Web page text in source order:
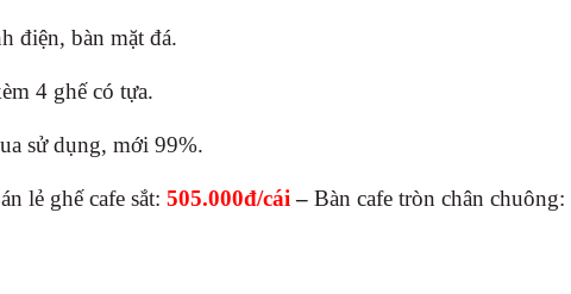
điện, bàn mặt đá.
4 ghế có tựa.
sử dụng, mới 99%.
lẻ ghế cafe sắt: 505.000đ/cái – Bàn cafe tròn chân chuông: